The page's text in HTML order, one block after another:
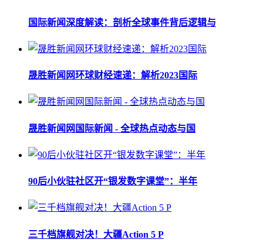
国际新闻深度解读：剖析全球事件背后逻辑与
晟胜新闻网环球财经速递：解析2023国际
晟胜新闻网国际新闻 - 全球热点动态与国
90后小伙驻社区开“银发数字课堂”：半年
三千档旗舰对决！大疆Action 5 P